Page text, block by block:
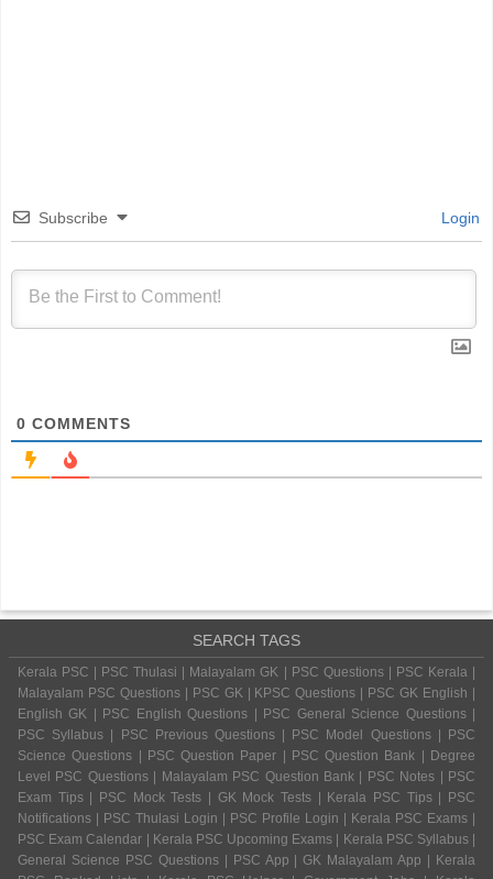
Subscribe Login
0 COMMENTS
SEARCH TAGS
Kerala PSC | PSC Thulasi | Malayalam GK | PSC Questions | PSC Kerala |
Malayalam PSC Questions | PSC GK | KPSC Questions | PSC GK English |
English GK | PSC English Questions | PSC General Science Questions |
PSC Syllabus | PSC Previous Questions | PSC Model Questions | PSC
Science Questions | PSC Question Paper | PSC Question Bank | Degree
Level PSC Questions | Malayalam PSC Question Bank | PSC Notes | PSC
Exam Tips | PSC Mock Tests | GK Mock Tests | Kerala PSC Tips | PSC
Notifications | PSC Thulasi Login | PSC Profile Login | Kerala PSC Exams |
PSC Exam Calendar | Kerala PSC Upcoming Exams | Kerala PSC Syllabus |
General Science PSC Questions | PSC App | GK Malayalam App | Kerala